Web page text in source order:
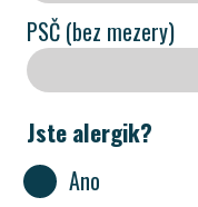
PSČ (bez mezery)
Jste alergik?
Ano